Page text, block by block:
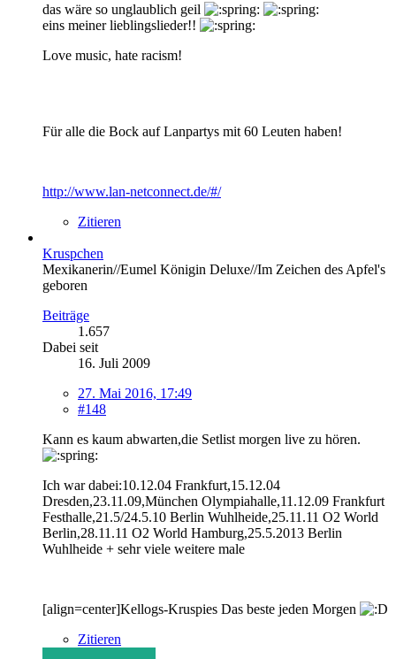
das wäre so unglaublich geil
eins meiner lieblingslieder!!
Love music, hate racism!
Für alle die Bock auf Lanpartys mit 60 Leuten haben!
http://www.lan-netconnect.de/#/
Zitieren
Kruspchen
Mexikanerin//Eumel Königin Deluxe//Im Zeichen des Apfel's
geboren
Beiträge
1.657
Dabei seit
16. Juli 2009
27. Mai 2016, 17:49
#148
Kann es kaum abwarten,die Setlist morgen live zu hören.
Ich war dabei:10.12.04 Frankfurt,15.12.04
Dresden,23.11.09,München Olympiahalle,11.12.09 Frankfurt
Festhalle,21.5/24.5.10 Berlin Wuhlheide,25.11.11 O2 World
Berlin,28.11.11 O2 World Hamburg,25.5.2013 Berlin
Wuhlheide + sehr viele weitere male
[align=center]Kellogs-Kruspies Das beste jeden Morgen
Zitieren